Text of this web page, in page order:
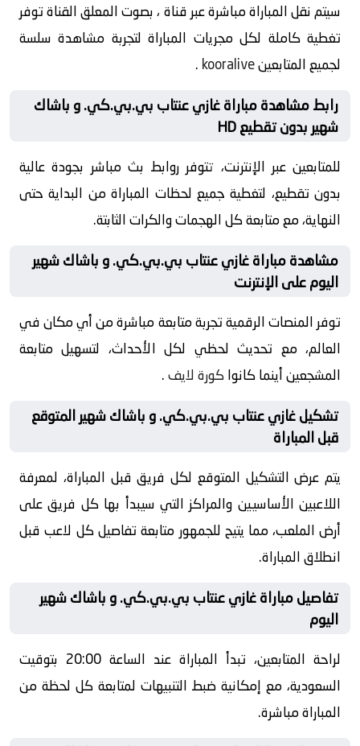
سيتم نقل المباراة مباشرة عبر قناة ، بصوت المعلق القناة توفر
تغطية كاملة لكل مجريات المباراة لتجربة مشاهدة سلسة
لجميع المتابعينkooralive
.
رابط مشاهدة مباراة غازي عنتاب بي.بي.كي. و باشاك
شهير بدون تقطيع HD
للمتابعين عبر الإنترنت، تتوفر روابط بث مباشر بجودة عالية
بدون تقطيع، لتغطية جميع لحظات المباراة من البداية حتى
النهاية، مع متابعة كل الهجمات والكرات الثابتة.
مشاهدة مباراة غازي عنتاب بي.بي.كي. و باشاك شهير
اليوم على الإنترنت
توفر المنصات الرقمية تجربة متابعة مباشرة من أي مكان في
العالم، مع تحديث لحظي لكل الأحداث، لتسهيل متابعة
المشجعين أينما كانواكورة لايف.
تشكيل غازي عنتاب بي.بي.كي. و باشاك شهير المتوقع
قبل المباراة
يتم عرض التشكيل المتوقع لكل فريق قبل المباراة، لمعرفة
اللاعبين الأساسيين والمراكز التي سيبدأ بها كل فريق على
أرض الملعب، مما يتيح للجمهور متابعة تفاصيل كل لاعب قبل
انطلاق المباراة.
تفاصيل مباراة غازي عنتاب بي.بي.كي. و باشاك شهير
اليوم
لراحة المتابعين، تبدأ المباراة عند الساعة 20:00 بتوقيت
السعودية، مع إمكانية ضبط التنبيهات لمتابعة كل لحظة من
المباراة مباشرة.